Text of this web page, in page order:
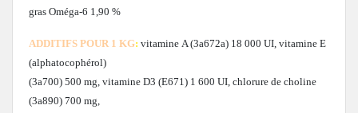
gras Oméga-6 1,90 %
ADDITIFS POUR 1 KG: vitamine A (3a672a) 18 000 UI, vitamine E
(alphatocophérol)
(3a700) 500 mg, vitamine D3 (E671) 1 600 UI, chlorure de choline
(3a890) 700 mg,